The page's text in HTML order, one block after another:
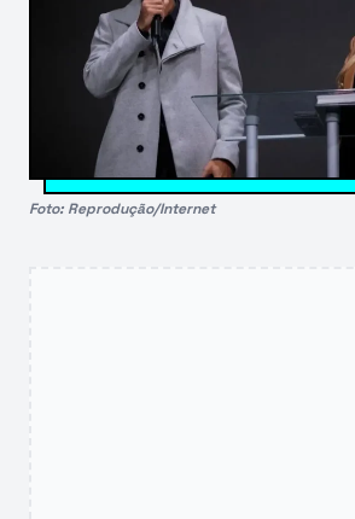
Foto: Reprodução/Internet